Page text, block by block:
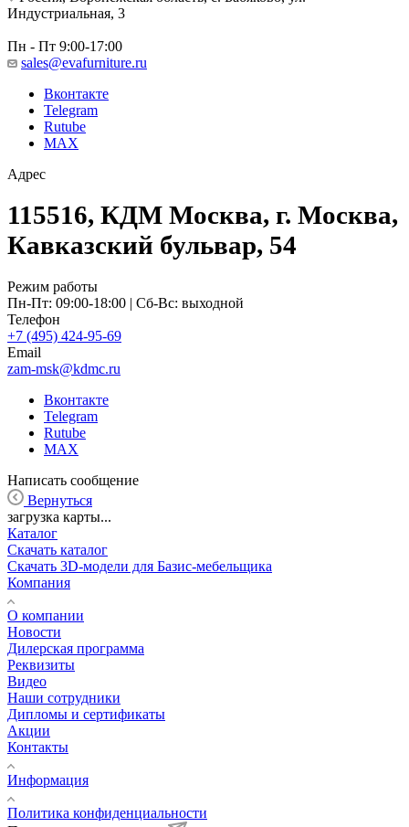
Индустриальная, 3
Пн - Пт 9:00-17:00
sales@evafurniture.ru
Вконтакте
Telegram
Rutube
MAX
Адрес
115516, КДМ Москва, г. Москва,
Кавказский бульвар, 54
Режим работы
Пн-Пт: 09:00-18:00 | Сб-Вс: выходной
Телефон
+7 (495) 424-95-69
Email
zam-msk@kdmc.ru
Вконтакте
Telegram
Rutube
MAX
Написать сообщение
Вернуться
загрузка карты...
Каталог
Скачать каталог
Скачать 3D-модели для Базис-мебельщика
Компания
О компании
Новости
Дилерская программа
Реквизиты
Видео
Наши сотрудники
Дипломы и сертификаты
Акции
Контакты
Информация
Политика конфиденциальности